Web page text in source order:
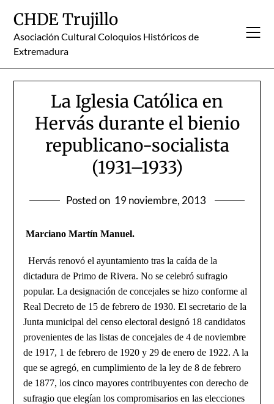
content
CHDE Trujillo
Asociación Cultural Coloquios Históricos de
Extremadura
La Iglesia Católica en
Hervás durante el bienio
republicano-socialista
(1931–1933)
Posted on 19 noviembre, 2013
Marciano Martín Manuel.
Hervás renovó el ayuntamiento tras la caída de la
dictadura de Primo de Rivera. No se celebró sufragio
popular. La designación de concejales se hizo conforme al
Real Decreto de 15 de febrero de 1930. El secretario de la
Junta municipal del censo electoral designó 18 candidatos
provenientes de las listas de concejales de 4 de noviembre
de 1917, 1 de febrero de 1920 y 29 de enero de 1922. A la
que se agregó, en cumplimiento de la ley de 8 de febrero
de 1877, los cinco mayores contribuyentes con derecho de
sufragio que elegían los compromisarios en las elecciones